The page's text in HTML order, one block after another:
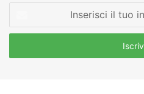
tuo
email